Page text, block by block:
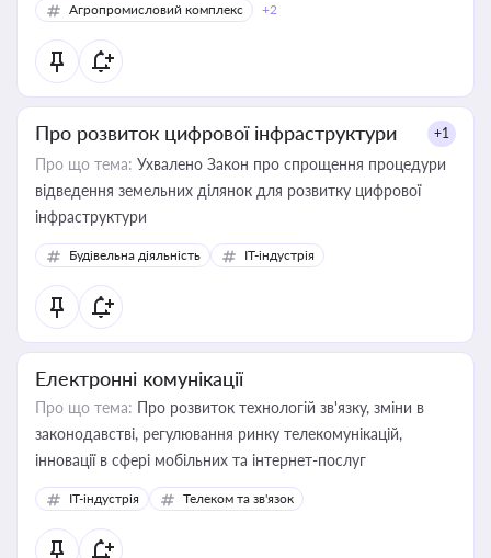
Агропромисловий комплекс
+2
Про розвиток цифрової інфраструктури +1
Про що тема: Ухвалено Закон про спрощення процедури
відведення земельних ділянок для розвитку цифрової
інфраструктури
Будівельна діяльність IT-індустрія
Електронні комунікації
Про що тема: Про розвиток технологій зв'язку, зміни в
законодавстві, регулювання ринку телекомунікацій,
інновації в сфері мобільних та інтернет-послуг
IT-індустрія Телеком та зв'язок